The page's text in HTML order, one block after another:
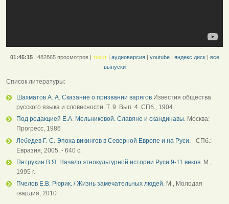
01:45:15 | 482865 просмотров | текст | аудиоверсия | youtube | яндекс.диск | все
выпуски
Список литературы:
Шахматов А. А. Сказание о призвании варяговИзвестия общества
русского языка и словесности. Т. 9. Вып. 4. СПб., 1904.
Под редакцией Е.А. Мельниковой. Славяне и скандинавы.Москва:
Прогресс, 1986
Лебедев Г. С. Эпоха викингов в Северной Европе и на Руси. - СПб.:
Евразия, 2005. - 640 с.
Петрухин В.Я. Начало этнокультурной истории Руси 9-11 веков.М.,
1995 г.
Пчелов Е.В. Рюрик. / Жизнь замечательных людей.М., Молодая
гвардия, 2010